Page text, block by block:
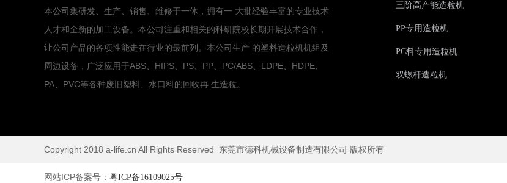
本公司集研发、生产、销售、维修于一体，拥有一 大批经验丰富的专业技术
人才和全新的加工设备。本公司注重和相关的科研院校长期开展技术合作，
让公司产品的各项性能走在行业的最前列。本公司生产 的塑料造粒机机组及
周边设备，广泛应用于ABS、HIPS、PS、PP、PC/ABS、LDPE、HDPE、
PA、PVC等各种废旧塑料、水口料的回收再 生造粒。
三阶高产能造粒机
PP专用造粒机
PC料专用造粒机
双螺杆造粒机
Copyright 2018 a-life.cn All Rights Reserved 东莞市德科机械设备制造有限公司 版权所有
网站ICP备案号： 粤ICP备16109025号